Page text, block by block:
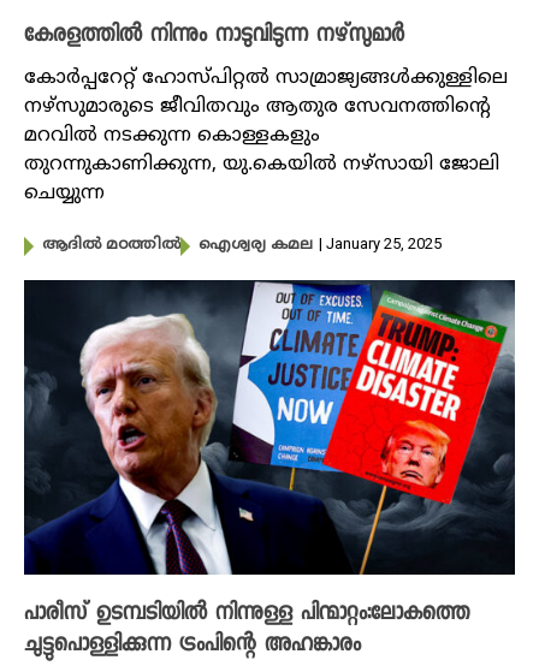
കേരളത്തിൽ നിന്നും നാടുവിടുന്ന നഴ്സുമാർ
കോർപ്പറേറ്റ് ഹോസ്പിറ്റൽ സാമ്രാജ്യങ്ങൾക്കുള്ളിലെ
നഴ്സുമാരുടെ ജീവിതവും ആതുര സേവനത്തിന്റെ
മറവിൽ നടക്കുന്ന കൊള്ളകളും
തുറന്നുകാണിക്കുന്ന, യു.കെയിൽ നഴ്സായി ജോലി
ചെയ്യുന്ന
ആദിൽ മഠത്തിൽ ഐശ്വര്യ കമല | January 25, 2025
പാരീസ് ഉടമ്പടിയിൽ നിന്നുള്ള പിന്മാറ്റം:ലോകത്തെ
ചുട്ടുപൊള്ളിക്കുന്ന ട്രംപിന്റെ അഹങ്കാരം